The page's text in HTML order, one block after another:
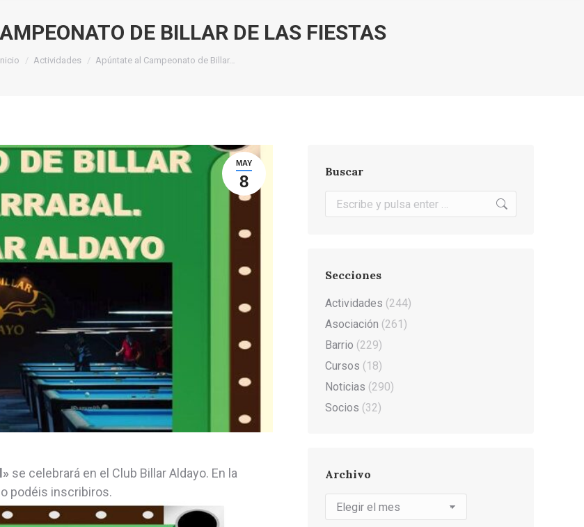
DE BILLAR DE LAS FIESTAS
aquí:
Actividades Apúntate al Campeonato de Billar…
MAY
8
se celebrará en el Club Billar Aldayo. En la
podéis inscribiros.
Buscar
Buscar:
Secciones
Actividades (244)
Asociación (261)
Barrio (229)
Cursos (18)
Noticias (290)
Socios (32)
Archivo
Archivo